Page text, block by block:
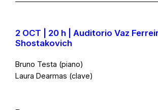
2 OCT | 20 h | Auditorio Vaz
Shostakovich
Bruno Testa (piano)
Laura Dearmas (clave)